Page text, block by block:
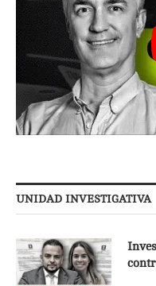
UNIDAD INVESTIGATIVA